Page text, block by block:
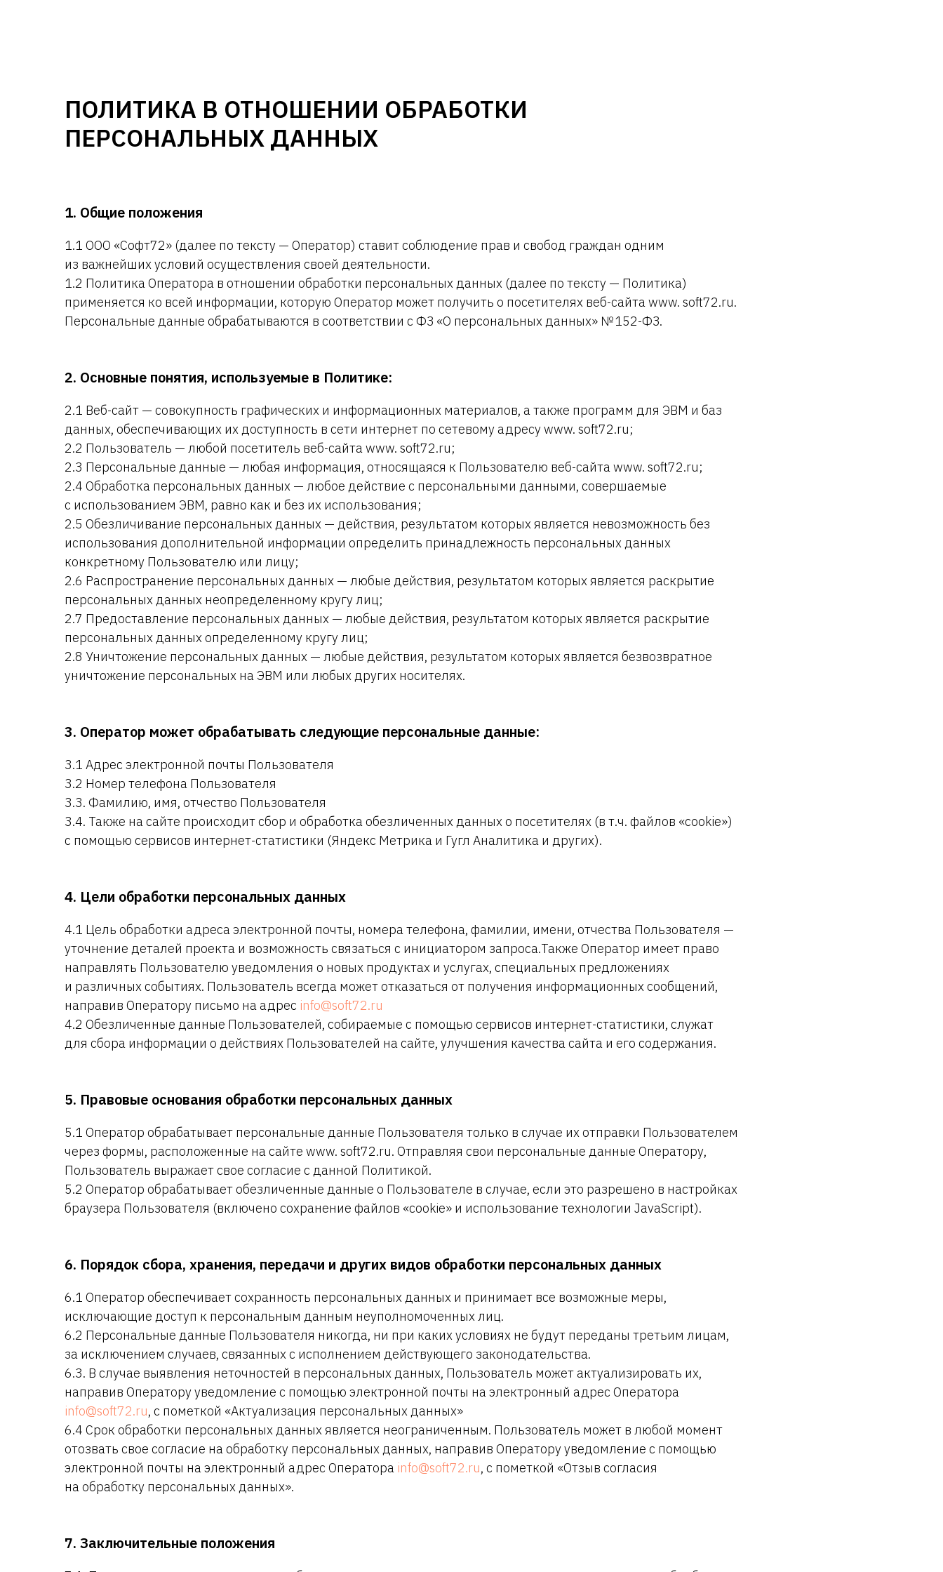
ПОЛИТИКА В ОТНОШЕНИИ ОБРАБОТКИ
ПЕРСОНАЛЬНЫХ ДАННЫХ
1. Общие положения
1.1 ООО «Софт72» (далее по тексту — Оператор) ставит соблюдение прав и свобод граждан одним
из важнейших условий осуществления своей деятельности.
1.2 Политика Оператора в отношении обработки персональных данных (далее по тексту — Политика)
применяется ко всей информации, которую Оператор может получить о посетителях веб-сайта www. soft72.ru.
Персональные данные обрабатываются в соответствии с ФЗ «О персональных данных» № 152-ФЗ.
2. Основные понятия, используемые в Политике:
2.1 Веб-сайт — совокупность графических и информационных материалов, а также программ для ЭВМ и баз
данных, обеспечивающих их доступность в сети интернет по сетевому адресу www. soft72.ru;
2.2 Пользователь — любой посетитель веб-сайта www. soft72.ru;
2.3 Персональные данные — любая информация, относящаяся к Пользователю веб-сайта www. soft72.ru;
2.4 Обработка персональных данных — любое действие с персональными данными, совершаемые
с использованием ЭВМ, равно как и без их использования;
2.5 Обезличивание персональных данных — действия, результатом которых является невозможность без
использования дополнительной информации определить принадлежность персональных данных
конкретному Пользователю или лицу;
2.6 Распространение персональных данных — любые действия, результатом которых является раскрытие
персональных данных неопределенному кругу лиц;
2.7 Предоставление персональных данных — любые действия, результатом которых является раскрытие
персональных данных определенному кругу лиц;
2.8 Уничтожение персональных данных — любые действия, результатом которых является безвозвратное
уничтожение персональных на ЭВМ или любых других носителях.
3. Оператор может обрабатывать следующие персональные данные:
3.1 Адрес электронной почты Пользователя
3.2 Номер телефона Пользователя
3.3. Фамилию, имя, отчество Пользователя
3.4. Также на сайте происходит сбор и обработка обезличенных данных о посетителях (в т.ч. файлов «cookie»)
с помощью сервисов интернет-статистики (Яндекс Метрика и Гугл Аналитика и других).
4. Цели обработки персональных данных
4.1 Цель обработки адреса электронной почты, номера телефона, фамилии, имени, отчества Пользователя —
уточнение деталей проекта и возможность связаться с инициатором запроса.Также Оператор имеет право
направлять Пользователю уведомления о новых продуктах и услугах, специальных предложениях
и различных событиях. Пользователь всегда может отказаться от получения информационных сообщений,
направив Оператору письмо на адрес info@soft72.ru
4.2 Обезличенные данные Пользователей, собираемые с помощью сервисов интернет-статистики, служат
для сбора информации о действиях Пользователей на сайте, улучшения качества сайта и его содержания.
5. Правовые основания обработки персональных данных
5.1 Оператор обрабатывает персональные данные Пользователя только в случае их отправки Пользователем
через формы, расположенные на сайте www. soft72.ru. Отправляя свои персональные данные Оператору,
Пользователь выражает свое согласие с данной Политикой.
5.2 Оператор обрабатывает обезличенные данные о Пользователе в случае, если это разрешено в настройках
браузера Пользователя (включено сохранение файлов «cookie» и использование технологии JavaScript).
6. Порядок сбора, хранения, передачи и других видов обработки персональных данных
6.1 Оператор обеспечивает сохранность персональных данных и принимает все возможные меры,
исключающие доступ к персональным данным неуполномоченных лиц.
6.2 Персональные данные Пользователя никогда, ни при каких условиях не будут переданы третьим лицам,
за исключением случаев, связанных с исполнением действующего законодательства.
6.3. В случае выявления неточностей в персональных данных, Пользователь может актуализировать их,
направив Оператору уведомление с помощью электронной почты на электронный адрес Оператора
info@soft72.ru, с пометкой «Актуализация персональных данных»
6.4 Срок обработки персональных данных является неограниченным. Пользователь может в любой момент
отозвать свое согласие на обработку персональных данных, направив Оператору уведомление с помощью
электронной почты на электронный адрес Оператора info@soft72.ru, с пометкой «Отзыв согласия
на обработку персональных данных».
7. Заключительные положения